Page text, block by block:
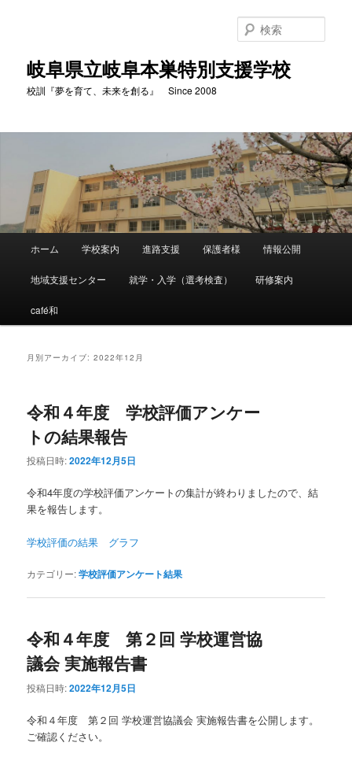
岐阜県立岐阜本巣特別支援学校
校訓『夢を育て、未来を創る』 Since 2008
索
ュ
メ
イ
ン
コ
テ
ン
ツ
サ
ブ
コ
ン
ン
ツ
へ
ホーム 学校案内 進路支援 保護者様 情報公開
地域支援センター 就学・入学（選考検査） 研修案内
café和
月別アーカイブ:2022年12月
令和４年度 学校評価アンケー
トの結果報告
投稿日時:2022年12月5日
令和4年度の学校評価アンケートの集計が終わりましたので、結
果を報告します。
学校評価の結果 グラフ
カテゴリー:学校評価アンケート結果
令和４年度 第２回 学校運営協
議会 実施報告書
投稿日時:2022年12月5日
令和４年度 第２回 学校運営協議会 実施報告書を公開します。
ご確認ください。